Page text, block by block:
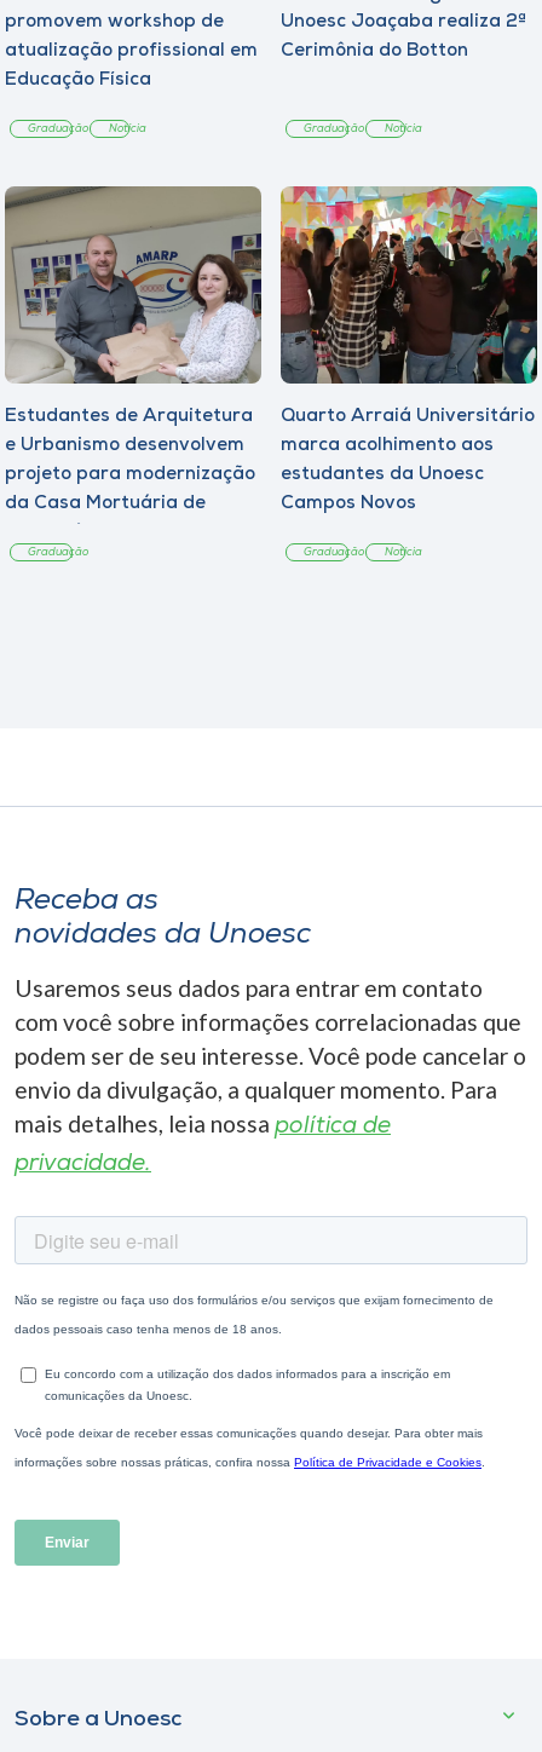
promovem workshop de
atualização profissional em
Educação Física
Graduação Notícia
Unoesc Joaçaba realiza 2ª
Cerimônia do Botton
Graduação Notícia
Estudantes de Arquitetura
e Urbanismo desenvolvem
projeto para modernização
da Casa Mortuária de
Graduação
Quarto Arraiá Universitário
marca acolhimento aos
estudantes da Unoesc
Campos Novos
Graduação Notícia
Receba as
novidades da Unoesc
Usaremos seus dados para entrar em contato
com você sobre informações correlacionadas que
podem ser de seu interesse. Você pode cancelar o
envio da divulgação, a qualquer momento. Para
mais detalhes, leia nossa política de
privacidade.
Sobre a Unoesc